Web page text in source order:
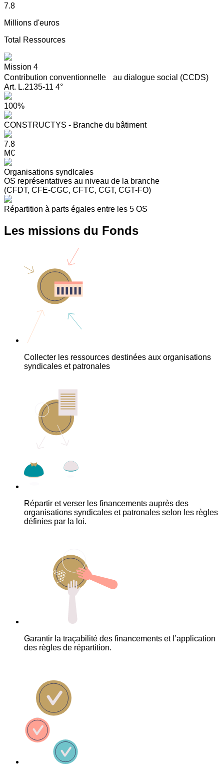
7.8
Millions d'euros
Total Ressources
Mission 4
Contribution conventionnelle au dialogue social (CCDS)
Art. L.2135-11 4°
100%
CONSTRUCTYS - Branche du bâtiment
7.8
M€
Organisations syndIcales
OS représentatives au niveau de la branche
(CFDT, CFE-CGC, CFTC, CGT, CGT-FO)
Répartition à parts égales entre les 5 OS
Les missions du Fonds
Collecter les ressources destinées aux organisations
syndicales et patronales
Répartir et verser les financements auprès des
organisations syndicales et patronales selon les règles
définies par la loi.
Garantir la traçabilité des financements et l’application
des règles de répartition.